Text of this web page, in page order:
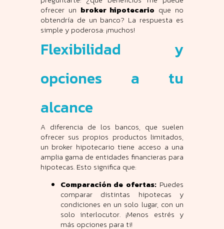
ofrecer un broker hipotecario que no
obtendría de un banco? La respuesta es
simple y poderosa: ¡muchos!
Flexibilidad y
opciones a tu
alcance
A diferencia de los bancos, que suelen
ofrecer sus propios productos limitados,
un broker hipotecario tiene acceso a una
amplia gama de entidades financieras para
hipotecas. Esto significa que:
Comparación de ofertas:Puedes
comparar distintas hipotecas y
condiciones en un solo lugar, con un
solo interlocutor. ¡Menos estrés y
más opciones para ti!